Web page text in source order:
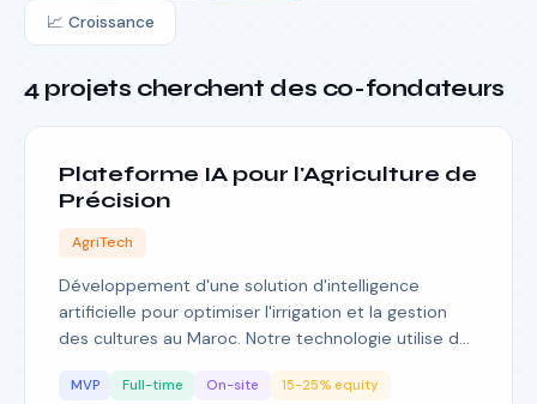
📈 Croissance
4 projets cherchent des co-fondateurs
Plateforme IA pour l'Agriculture de
Précision
AgriTech
Développement d'une solution d'intelligence
artificielle pour optimiser l'irrigation et la gestion
des cultures au Maroc. Notre technologie utilise des
consommation d'eau de 40%.
MVP Full-time On-site 15-25% equity